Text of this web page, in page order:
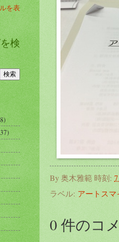
By奥木雅範 時刻:
ラベル: アートス
0 件のコ
を表
検